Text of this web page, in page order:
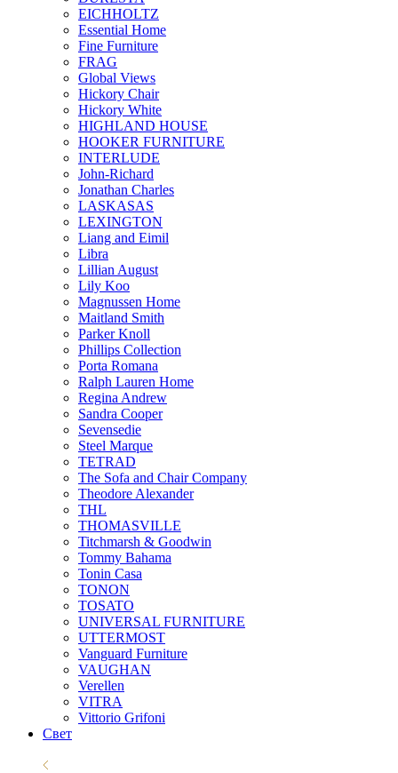
EICHHOLTZ
Essential Home
Fine Furniture
FRAG
Global Views
Hickory Chair
Hickory White
HIGHLAND HOUSE
HOOKER FURNITURE
INTERLUDE
John-Richard
Jonathan Charles
LASKASAS
LEXINGTON
Liang and Eimil
Libra
Lillian August
Lily Koo
Magnussen Home
Maitland Smith
Parker Knoll
Phillips Collection
Porta Romana
Ralph Lauren Home
Regina Andrew
Sandra Cooper
Sevensedie
Steel Marque
TETRAD
The Sofa and Chair Company
Theodore Alexander
THL
THOMASVILLE
Titchmarsh & Goodwin
Tommy Bahama
Tonin Casa
TONON
TOSATO
UNIVERSAL FURNITURE
UTTERMOST
Vanguard Furniture
VAUGHAN
Verellen
VITRA
Vittorio Grifoni
Свет